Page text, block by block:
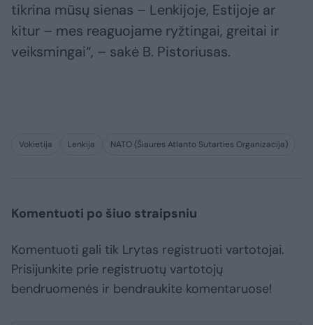
tikrina mūsų sienas – Lenkijoje, Estijoje ar
kitur – mes reaguojame ryžtingai, greitai ir
veiksmingai“, – sakė B. Pistoriusas.
Vokietija Lenkija NATO (Šiaurės Atlanto Sutarties Organizacija)
Komentuoti po šiuo straipsniu
Komentuoti gali tik Lrytas registruoti vartotojai.
Prisijunkite prie registruotų vartotojų
bendruomenės ir bendraukite komentaruose!